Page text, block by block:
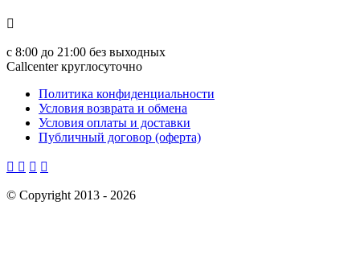

с 8:00 до 21:00 без выходных
Callcenter круглосуточно
Политика конфиденциальности
Условия возврата и обмена
Условия оплаты и доставки
Публичный договор (оферта)
   
© Copyright 2013 - 2026